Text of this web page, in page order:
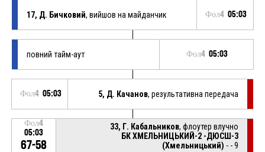
17, Д. Бичковий, вийшов на майданчик Фол4 05:03
повний тайм-аут Фол4 05:03
Фол4 05:03 5, Д. Качанов, результативна передача
Фол4
05:03
67-58
33, Г. Кабальников, флоутер влучно
БК ХМЕЛЬНИЦЬКИЙ-2 -ДЮСШ-3
(Хмельницький) - - 9